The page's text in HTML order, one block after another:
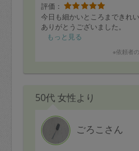
評価：
今日も細かいところまできれ
ありがとうございました。
もっと見る
※依頼者
50代 女性より
ごろこさん